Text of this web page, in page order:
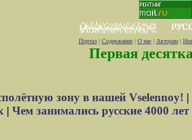
Портал| Содержание| О нас| Авторам|
Первая
зону в нашей Vselennoy! |
| Чем занимались русские 4000 лет